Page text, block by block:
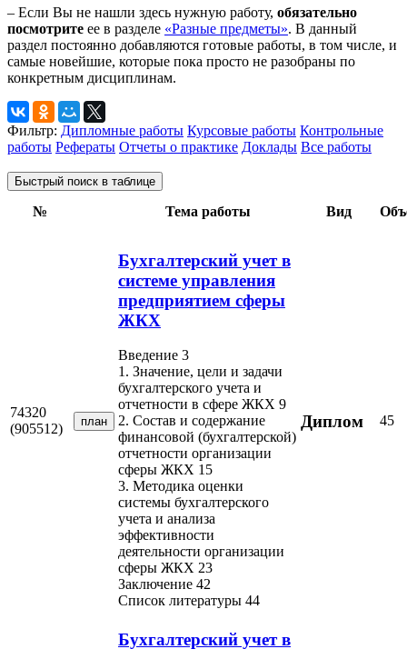
– Если Вы не нашли здесь нужную работу, обязательно
посмотрите ее в разделе «Разные предметы». В данный
раздел постоянно добавляются готовые работы, в том числе, и
самые новейшие, которые пока просто не разобраны по
конкретным дисциплинам.
Фильтр: Дипломные работы Курсовые работы Контрольные
работы Рефераты Отчеты о практике Доклады Все работы
Быстрый поиск в таблице
№ Тема работы Вид
74320
(905512)
план
Бухгалтерский учет в
системе управления
предприятием сферы
ЖКХ
Введение 3
1. Значение, цели и задачи
бухгалтерского учета и
отчетности в сфере ЖКХ 9
2. Состав и содержание
финансовой (бухгалтерской)
отчетности организации
сферы ЖКХ 15
3. Методика оценки
системы бухгалтерского
учета и анализа
эффективности
деятельности организации
сферы ЖКХ 23
Заключение 42
Список литературы 44
Диплом 45
Бухгалтерский учет в